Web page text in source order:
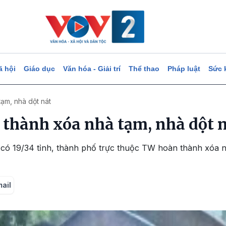
hội Giáo dục Văn hóa - Giải trí Thể thao Pháp luật Sức
nhà dột nát
thành xóa nhà tạm, nhà dột
19/34 tỉnh, thành phố trực thuộc TW hoàn thành xóa